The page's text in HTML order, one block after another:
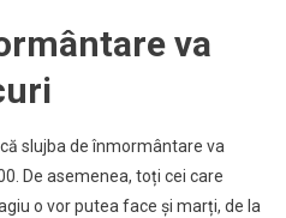
va
slujba de înmormântare va
De asemenea, toți cei care
o vor putea face și marți, de la